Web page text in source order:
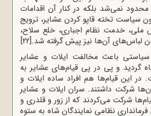
نمی‌شد بلکه در کنار آن اقدامات
سیاست تخته قاپو کردن عشایر، ترویج
ملی، خدمت نظام اجباری، خلع سلاح،
لباس‌های آن‌ها نیز پیش گرفته شد.[22]
باعث مخالفت ایلات و عشایر
گردید و پی در پی قیام‌های عشایر به
این قیام‌ها هم افراد ساده ایلات و
شرکت داشتند. سران ایلات و عشایر
شرکت می‌کردند که از زور و قلدری و
فرمانداری نظامی نمایندگان شاه به ستوه